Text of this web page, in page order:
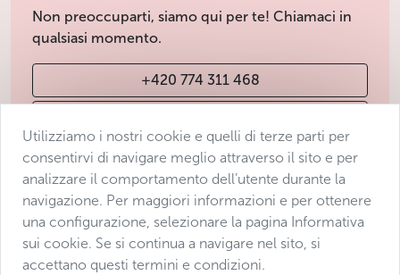
Non preoccuparti, siamo qui per te! Chiamaci in
qualsiasi momento.
+420 774 311 468
Condizioni di vendita
Protezione dei dati
Dichiarazione di accessibilità
Manage consent
Utilizziamo i nostri cookie e quelli di terze parti per
consentirvi di navigare meglio attraverso il sito e per
analizzare il comportamento dell’utente durante la
navigazione. Per maggiori informazioni e per ottenere
una configurazione, selezionare la pagina Informativa
sui cookie. Se si continua a navigare nel sito, si
accettano questi termini e condizioni.